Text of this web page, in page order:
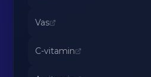
Vas
C-vitamin